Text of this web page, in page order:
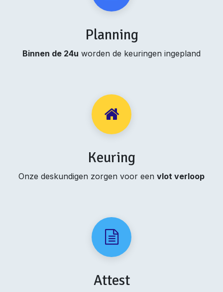
Planning
Binnen de 24u worden de keuringen ingepland
Keuring
Onze deskundigen zorgen voor een vlot verloop
Attest